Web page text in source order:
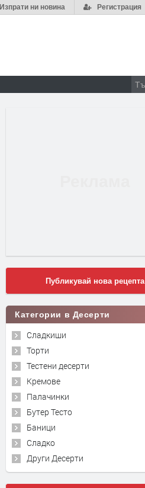
Регистрация
Изпрати ни новина
Публикувай нова рецепта
Категории в Десерти
Сладкиши
Торти
Тестени десерти
Кремове
Палачинки
Бутер Тесто
Баници
Сладко
Други Десерти